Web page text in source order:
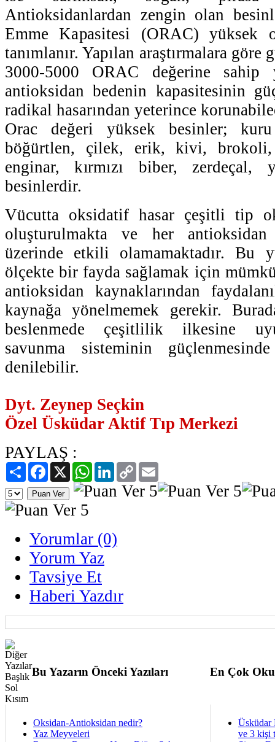
Antioksidanlardan zengin olan
Emme Kapasitesi (ORAC) yüksek
tanımlanır. Yapılan araştırmalara göre
3000-5000 ORAC değerine sahip
antioksidan bedenin kapasitesinin
radikal hasarından yeterince
Orac değeri yüksek besinler;
böğürtlen, çilek, erik, kivi, brokoli,
enginar, kırmızı biber,
besinlerdir.
Vücutta oksidatif hasar çeşitli tip
oluşturulmakta ve her
üzerinde etkili olamamaktadır. Bu
ölçekte bir fayda sağlamak için
antioksidan kaynaklarından
kaynağa yönelmemek gerekir.
beslenmede çeşitlilik ilkesine
savunma sisteminin
denilebilir.
Dyt. Zeynep Seçkin
Özel Üsküdar Aktif Tıp Merkezi
PAYLAŞ :
PaylaşFacebook
X WhatsAppLinkedIn
Copy
Link
Yorumlar (0)
Yorum Yaz
Tavsiye Et
Haberi Yazdır
Bu Yazarın Önceki Yazıları En Çok
Oksidan-Antioksidan nedir?
Yaz Meyveleri
Üsküdar
ve 3 kişi